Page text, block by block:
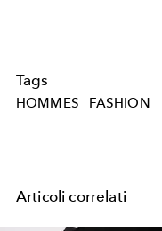
Tags
HOMMES FASHION
Articoli correlati